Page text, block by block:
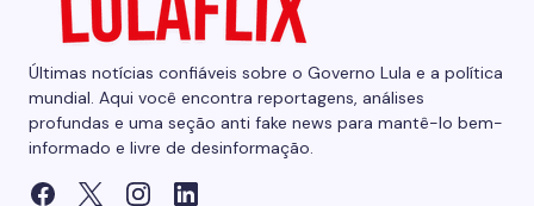
Últimas notícias confiáveis sobre o Governo Lula e a política
mundial. Aqui você encontra reportagens, análises
profundas e uma seção anti fake news para mantê-lo bem-
informado e livre de desinformação.